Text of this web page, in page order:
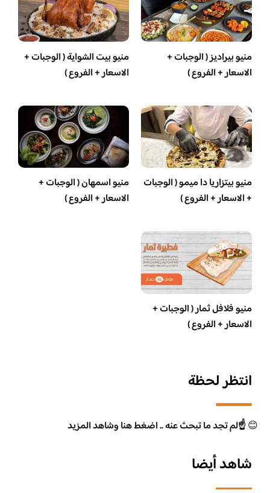
منيو بيراديز ( الوجبات +
الاسعار + الفروع )
منيو بيت الشواية ( الوجبات +
الاسعار + الفروع )
منيو بيتزاريا دا ميمو ( الوجبات
+ الاسعار + الفروع )
منيو اسمهان ( الوجبات +
الاسعار + الفروع )
منيو فلافل ثمار ( الوجبات +
الاسعار + الفروع )
انتظر لحظة
😊☝️لم تجد ما تبحث عنه .. اضغط هنا وشاهد المزيد
شاهد أيضا